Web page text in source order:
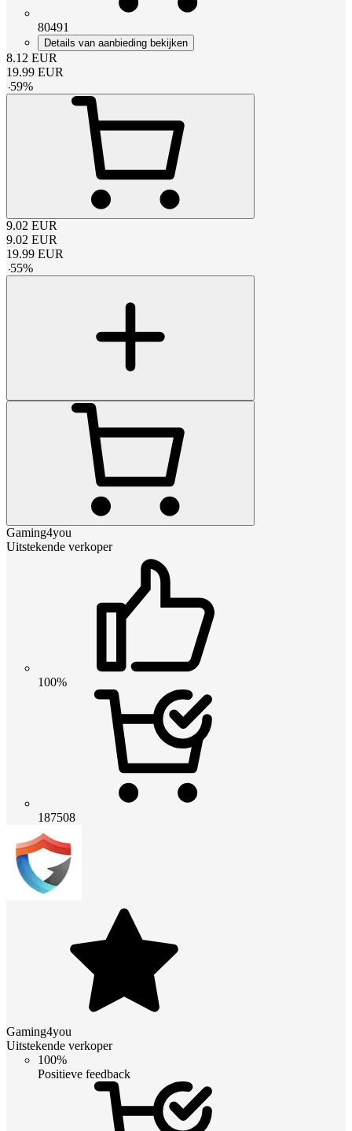
80491
Details van aanbieding bekijken
8.12 EUR
19.99 EUR
-59%
9.02 EUR
9.02 EUR
19.99 EUR
-55%
Gaming4you
Uitstekende verkoper
100%
187508
Gaming4you
Uitstekende verkoper
100%
Positieve feedback